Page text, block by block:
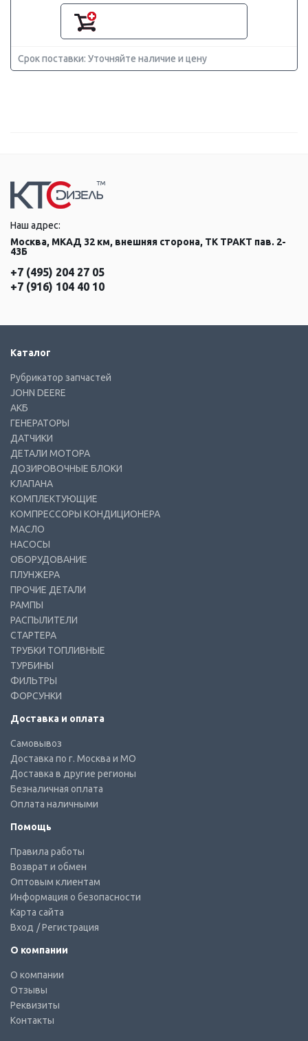
Срок поставки: Уточняйте наличие и цену
Наш адрес:
Москва, МКАД 32 км, внешняя сторона, ТК ТРАКТ пав. 2-
43Б
+7 (495) 204 27 05
+7 (916) 104 40 10
Каталог
Рубрикатор запчастей
JOHN DEERE
АКБ
ГЕНЕРАТОРЫ
ДАТЧИКИ
ДЕТАЛИ МОТОРА
ДОЗИРОВОЧНЫЕ БЛОКИ
КЛАПАНА
КОМПЛЕКТУЮЩИЕ
КОМПРЕССОРЫ КОНДИЦИОНЕРА
МАСЛО
НАСОСЫ
ОБОРУДОВАНИЕ
ПЛУНЖЕРА
ПРОЧИЕ ДЕТАЛИ
РАМПЫ
РАСПЫЛИТЕЛИ
СТАРТЕРА
ТРУБКИ ТОПЛИВНЫЕ
ТУРБИНЫ
ФИЛЬТРЫ
ФОРСУНКИ
Доставка и оплата
Самовывоз
Доставка по г. Москва и МО
Доставка в другие регионы
Безналичная оплата
Оплата наличными
Помощь
Правила работы
Возврат и обмен
Оптовым клиентам
Информация о безопасности
Карта сайта
Вход / Регистрация
О компании
О компании
Отзывы
Реквизиты
Контакты